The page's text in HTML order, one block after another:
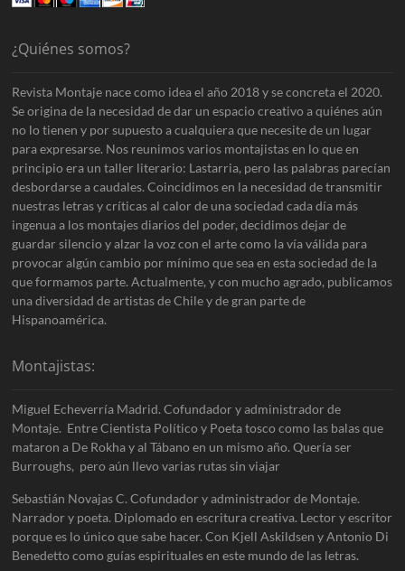
¿Quiénes somos?
Revista Montaje nace como idea el año 2018 y se concreta el 2020.
Se origina de la necesidad de dar un espacio creativo a quiénes aún
no lo tienen y por supuesto a cualquiera que necesite de un lugar
para expresarse. Nos reunimos varios montajistas en lo que en
principio era un taller literario: Lastarria, pero las palabras parecían
desbordarse a caudales. Coincidimos en la necesidad de transmitir
nuestras letras y críticas al calor de una sociedad cada día más
ingenua a los montajes diarios del poder, decidimos dejar de
guardar silencio y alzar la voz con el arte como la vía válida para
provocar algún cambio por mínimo que sea en esta sociedad de la
que formamos parte. Actualmente, y con mucho agrado, publicamos
una diversidad de artistas de Chile y de gran parte de
Hispanoamérica.
Montajistas:
Miguel Echeverría Madrid. Cofundador y administrador de
Montaje. Entre Cientista Político y Poeta tosco como las balas que
mataron a De Rokha y al Tábano en un mismo año. Quería ser
Burroughs, pero aún llevo varias rutas sin viajar
Sebastián Novajas C. Cofundador y administrador de Montaje.
Narrador y poeta. Diplomado en escritura creativa. Lector y escritor
porque es lo único que sabe hacer. Con Kjell Askildsen y Antonio Di
Benedetto como guías espirituales en este mundo de las letras.